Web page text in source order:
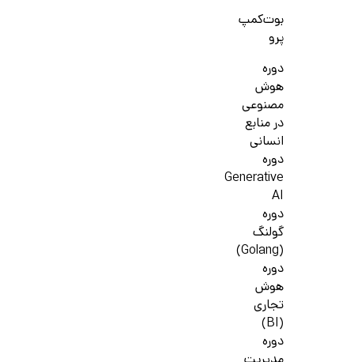
بوت‌کمپ
پرو
دوره
هوش
مصنوعی
در منابع
انسانی
دوره
Generative
AI
دوره
گولنگ
(Golang)
دوره
هوش
تجاری
(BI)
دوره